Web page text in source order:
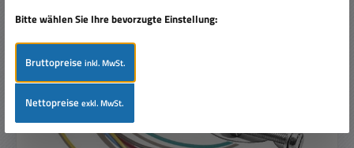
Bitte wählen Sie Ihre bevorzugte Einstellung:
Bruttopreiseinkl. MwSt.
Nettopreiseexkl. MwSt.